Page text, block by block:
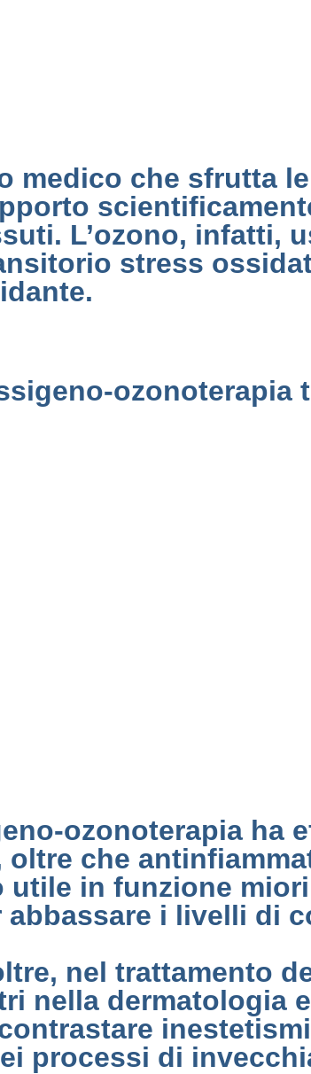
medico che sfrutta
L’ozono, infatti,
stress
ozonoterapia
ozonoterapia ha
che
in funzione
i livelli di
nel trattamento
nella dermatologia
processi di